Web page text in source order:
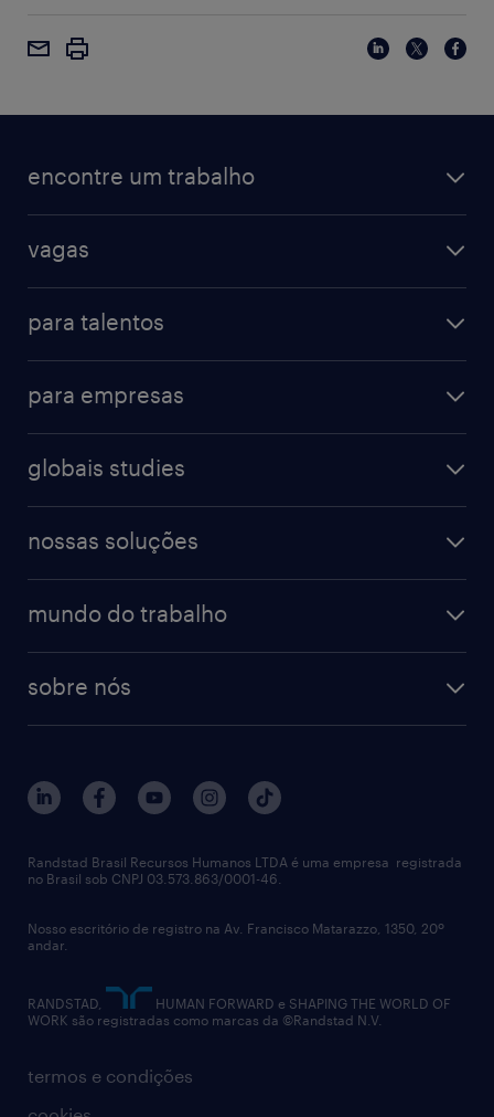
encontre um trabalho
vagas
para talentos
para empresas
globais studies
nossas soluções
mundo do trabalho
sobre nós
termos e condições
Randstad Brasil Recursos Humanos LTDA é uma empresa registrada
no Brasil sob CNPJ 03.573.863/0001-46.
Nosso escritório de registro na Av. Francisco Matarazzo, 1350, 20º
andar.
RANDSTAD,
HUMAN FORWARD e SHAPING THE WORLD OF
WORK são registradas como marcas da ©Randstad N.V.